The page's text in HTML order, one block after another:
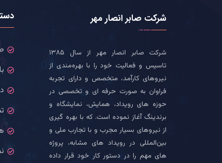
شرکت صابر انصار مهر
شرکت صابر انصار مهر از سال ۱۳۸۵
تاسیس و فعالیت خود را با بهره‌مندی از
نیروهای کارآمد، متخصص و دارای تجربه
فراوان به صورت حرفه ای و تخصصی در
حوزه های رویداد، همایش، نمایشگاه و
برندینگ آغاز نموده است. که با بهره گیری
از نیروهای بسیار مجرب و با تجارب ملی و
بین‌المللی در رویداد های مشابه، پروژه
های مهم را در دستور کار خود قرار داده